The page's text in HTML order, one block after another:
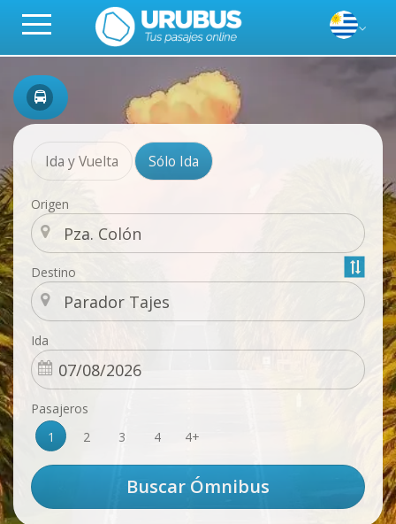
Ida y Vuelta Sólo Ida
Origen
Destino
Ida
Pasajeros
1
2 3 4 4+